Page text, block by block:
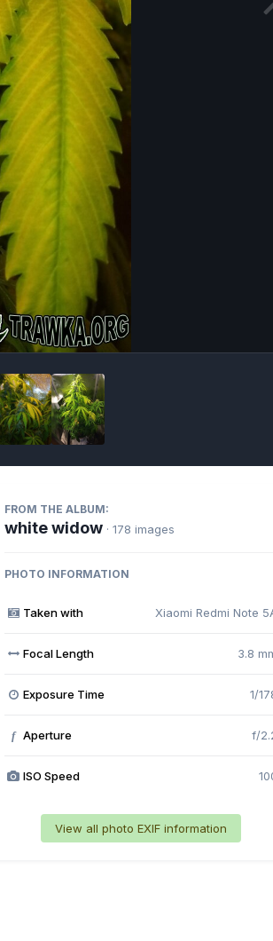
FROM THE ALBUM:
white widow · 178 images
PHOTO INFORMATION
Taken with Xiaomi Redmi Note
Focal Length 3.8
Exposure Time 1/
f Aperture f/
ISO Speed
View all photo EXIF information